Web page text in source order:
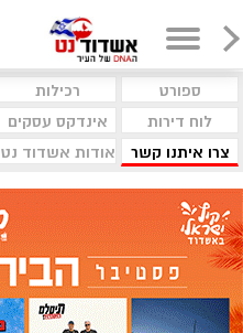
ספורט רכילות
לוח דירות
אינדקס עסקים
צרו איתנו קשר
אודות אשדוד נט